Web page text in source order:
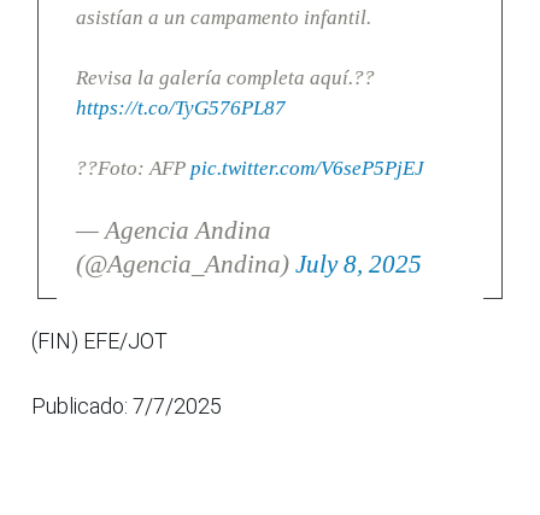
asistían a un campamento infantil.
Revisa la galería completa aquí.??
https://t.co/TyG576PL87
??Foto: AFP pic.twitter.com/V6seP5PjEJ
— Agencia Andina
(@Agencia_Andina) July 8, 2025
(FIN) EFE/JOT
Publicado: 7/7/2025